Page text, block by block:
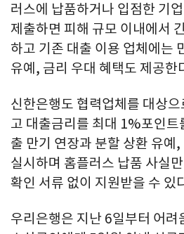
러스에 납품하거나 입점한 기
제출하면 피해 규모 이내에서
하고 기존 대출 이용 업체에는
유예, 금리 우대 혜택도 제공한
신한은행도 협력업체를 대상
고 대출금리를 최대 1%포인트
출 만기 연장과 분할 상환 유예
실시하며 홈플러스 납품 사실
확인 서류 없이 지원받을 수 있
우리은행은 지난 6일부터 어려